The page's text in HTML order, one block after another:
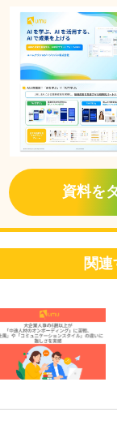
大
学
資料を
関